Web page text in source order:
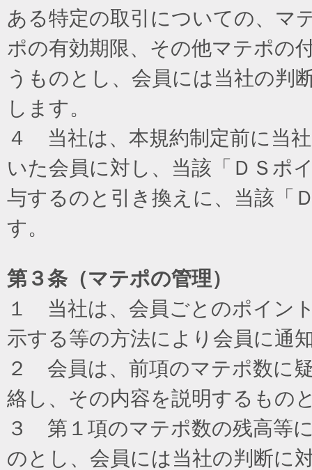
ある特定の取引についての、マ
ポの有効期限、その他マテポの
うものとし、会員には当社の判
します。
４ 当社は、本規約制定前に当
いた会員に対し、当該「ＤＳポ
与するのと引き換えに、当該「
す。
第３条（マテポの管理）
１ 当社は、会員ごとのポイン
示する等の方法により会員に通
２ 会員は、前項のマテポ数に
絡し、その内容を説明するもの
３ 第１項のマテポ数の残高等
のとし、会員には当社の判断に